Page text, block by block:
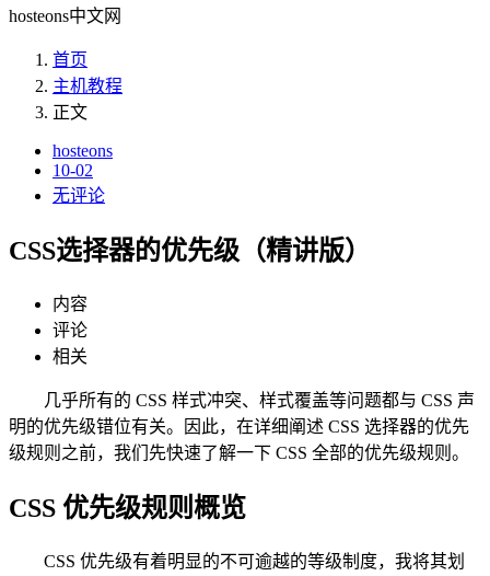
hosteons中文网
首页
主机教程
正文
hosteons
10-02
无评论
CSS选择器的优先级（精讲版）
内容
评论
相关
几乎所有的 CSS 样式冲突、样式覆盖等问题都与 CSS 声
明的优先级错位有关。因此，在详细阐述 CSS 选择器的优先
级规则之前，我们先快速了解一下 CSS 全部的优先级规则。
CSS 优先级规则概览
CSS 优先级有着明显的不可逾越的等级制度，我将其划